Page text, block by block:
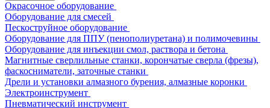
Окрасочное оборудование
Оборудование для смесей
Пескоструйное оборудование
Оборудование для ППУ (пенополиуретана) и полимочевины
Оборудование для инъекции смол, раствора и бетона
Магнитные сверлильные станки, корончатые сверла (фрезы),
фаскосниматели, заточные станки
Дрели и установки алмазного бурения, алмазные коронки
Электроинструмент
Пневматический инструмент